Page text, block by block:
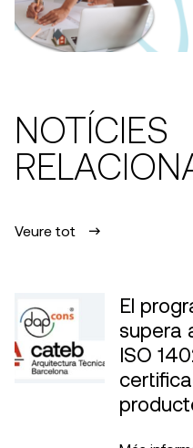
NOTÍCIES
Veure tot
El
supera
ISO